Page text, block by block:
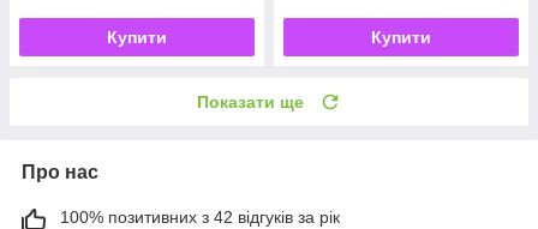
Купити Купити
Показати ще
Про нас
100% позитивних з 42 відгуків за рік